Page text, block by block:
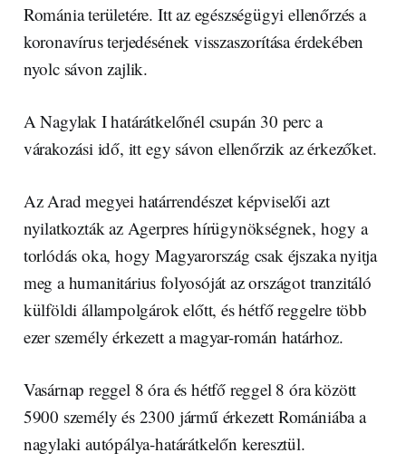
Románia területére. Itt az egészségügyi ellenőrzés a
koronavírus terjedésének visszaszorítása érdekében
nyolc sávon zajlik.
A Nagylak I határátkelőnél csupán 30 perc a
várakozási idő, itt egy sávon ellenőrzik az érkezőket.
Az Arad megyei határrendészet képviselői azt
nyilatkozták az Agerpres hírügynökségnek, hogy a
torlódás oka, hogy Magyarország csak éjszaka nyitja
meg a humanitárius folyosóját az országot tranzitáló
külföldi állampolgárok előtt, és hétfő reggelre több
ezer személy érkezett a magyar-román határhoz.
Vasárnap reggel 8 óra és hétfő reggel 8 óra között
5900 személy és 2300 jármű érkezett Romániába a
nagylaki autópálya-határátkelőn keresztül.